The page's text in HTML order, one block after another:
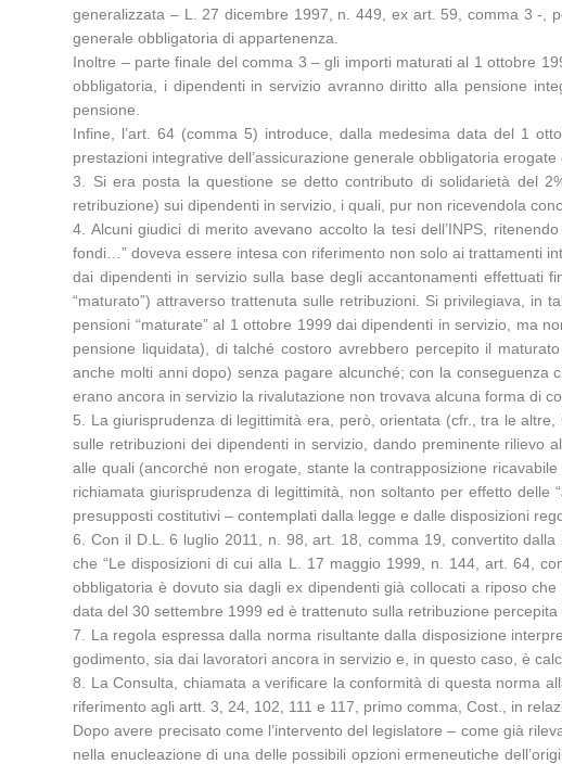
generalizzata – L. 27 dicembre 1997, n. 449, ex art. 59, comma 3 -,
generale obbligatoria di appartenenza.
Inoltre – parte finale del comma 3 – gli importi maturati al 1 ottobre
obbligatoria, i dipendenti in servizio avranno diritto alla pensione
pensione.
Infine, l’art. 64 (comma 5) introduce, dalla medesima data del 1
prestazioni integrative dell’assicurazione generale obbligatoria
3. Si era posta la questione se detto contributo di solidarietà del
retribuzione) sui dipendenti in servizio, i quali, pur non ricevendola
4. Alcuni giudici di merito avevano accolto la tesi dell’INPS,
fondi…” doveva essere intesa con riferimento non solo ai trattamenti
dai dipendenti in servizio sulla base degli accantonamenti effettuati
“maturato”) attraverso trattenuta sulle retribuzioni. Si privilegiava, in
pensioni “maturate” al 1 ottobre 1999 dai dipendenti in servizio, ma
pensione liquidata), di talché costoro avrebbero percepito il
anche molti anni dopo) senza pagare alcunché; con la
erano ancora in servizio la rivalutazione non trovava alcuna forma di
5. La giurisprudenza di legittimità era, però, orientata (cfr., tra le
sulle retribuzioni dei dipendenti in servizio, dando preminente rilievo
alle quali (ancorché non erogate, stante la contrapposizione
richiamata giurisprudenza di legittimità, non soltanto per effetto
presupposti costitutivi – contemplati dalla legge e dalle disposizioni
6. Con il D.L. 6 luglio 2011, n. 98, art. 18, comma 19, convertito
che “Le disposizioni di cui alla L. 17 maggio 1999, n. 144, art. 64,
obbligatoria è dovuto sia dagli ex dipendenti già collocati a riposo
data del 30 settembre 1999 ed è trattenuto sulla retribuzione percepita
7. La regola espressa dalla norma risultante dalla disposizione
godimento, sia dai lavoratori ancora in servizio e, in questo caso, è
8. La Consulta, chiamata a verificare la conformità di questa norma
riferimento agli artt. 3, 24, 102, 111 e 117, primo comma, Cost., in
Dopo avere precisato come l’intervento del legislatore – come già
nella enucleazione di una delle possibili opzioni ermeneutiche